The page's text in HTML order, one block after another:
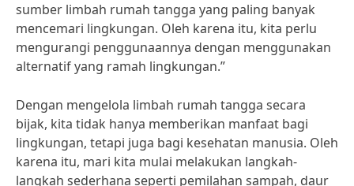
sumber limbah rumah tangga yang paling banyak
mencemari lingkungan. Oleh karena itu, kita perlu
mengurangi penggunaannya dengan menggunakan
alternatif yang ramah lingkungan.”
Dengan mengelola limbah rumah tangga secara
bijak, kita tidak hanya memberikan manfaat bagi
lingkungan, tetapi juga bagi kesehatan manusia. Oleh
karena itu, mari kita mulai melakukan langkah-
langkah sederhana seperti pemilahan sampah, daur